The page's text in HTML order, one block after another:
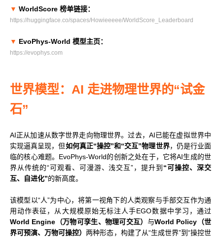
MTVerse XR
Smart Media Engine
科学计算套件
▼ WorldScore 榜单链接：
https://huggingface.co/spaces/Howieeeee/WorldScore_Leaderboard
▼ EvoPhys-World 模型主页：
https://evophys.com
世界模型：AI 走进物理世界的“试金
石”
AI正从加速从数字世界走向物理世界。过去，AI已能在虚拟世界中
实现逼真呈现，但如何真正“操控”和“交互”物理世界，仍是行业面
临的核心难题。EvoPhys-World的创新之处在于，它将AI生成的世
界从传统的“可观看、可漫游、浅交互”，提升到 “可操控、深交
互、自进化”的新高度。
该模型以“人”为中心，将第一视角下的人类观察与手部交互作为通
用动作表征，从大规模原始无标注人手EGO数据中学习，通过
World Engine（万物可孪生、物理可交互） 与World Policy（世
界可预演、万物可操控）两种形态，构建了从“生成世界”到“操控世